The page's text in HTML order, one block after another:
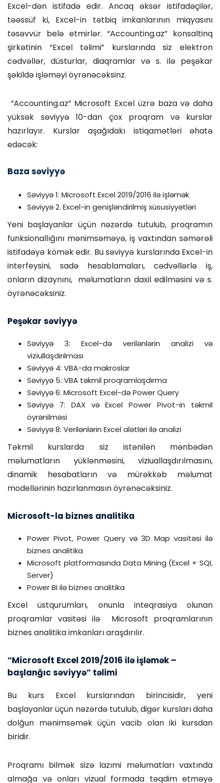
Excel-dən istifadə edir. Ancaq əksər istifadəçilər,
təəssüf ki, Excel-in tətbiq imkanlarının miqyasını
təsəvvür belə etmirlər. “Accounting.az” konsaltinq
şirkətinin “Excel təlimi” kurslarında siz elektron
cədvəllər, düsturlar, diaqramlar və s. ilə peşəkar
şəkildə işləməyi öyrənəcəksinz.
“Accounting.az” Microsoft Excel üzrə baza və daha
yüksək səviyyə 10-dan çox proqram və kurslar
hazırlayır. Kurslar aşağıdakı istiqamətləri əhatə
edəcək:
Baza səviyyə
Səviyyə 1: Microsoft Excel 2019/2016 ilə işləmək
Səviyyə 2. Excel-in genişləndirilmiş xüsusiyyətləri
Yeni başlayanlar üçün nəzərdə tutulub, proqramın
funksionallığını mənimsəməyə, iş vaxtından səmərəli
istifadəyə kömək edir. Bu səviyyə kurslarında Excel-in
interfeysini, sadə hesablamaları, cədvəllərlə iş,
onların dizaynını, məlumatların daxil edilməsini və s.
öyrənəcəksiniz.
Peşəkar səviyyə
Səviyyə 3: Excel-də verilənlərin analizi və
viziullaşdırılması
Səviyyə 4: VBA-da makroslar
Səviyyə 5: VBA təkmil proqramlaşdırma
Səviyyə 6: Microsoft Excel-də Power Query
Səviyyə 7: DAX və Excel Power Pivot-in təkmil
öyrənilməsi
Səviyyə 8: Verilənlərin Excel alətləri ilə analizi
Təkmil kurslarda siz istənilən mənbədən
məlumatların yüklənməsini, viziuallaşdırılmasını,
dinamik hesabatların və mürəkkəb məlumat
modellərinin hazırlanmasın öyrənəcəksiniz.
Microsoft-la biznes analitika
Power Pivot, Power Query və 3D Map vasitəsi ilə
biznes analitika
Microsoft platformasında Data Mining (Excel + SQL
Server)
Power BI ilə biznes analitika
Excel üstqurumları, onunla inteqrasiya olunan
proqramlar vasitəsi ilə Microsoft proqramlarının
biznes analitika imkanları araşdırılır.
“Microsoft Excel 2019/2016 ilə işləmək –
başlanğıc səviyyə” təlimi
Bu kurs Excel kurslarından birincisidir, yeni
başlayanlar üçün nəzərdə tutulub, digər kursları daha
dolğun mənimsəmək üçün vacib olan iki kursdan
biridir.
Proqramı bilmək sizə lazımi məlumatları vaxtında
almağa və onları vizual formada təqdim etməyə